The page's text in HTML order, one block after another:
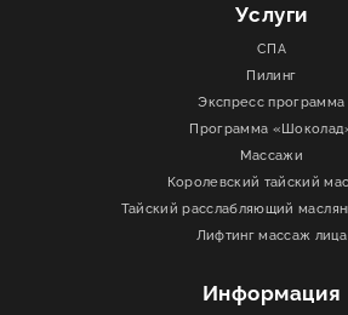
Услуги
СПА
Пилинг
Экспресс программа
Программа
Массажи
Королевский тайский
Тайский расслабляющий
Лифтинг массаж лица
Информация